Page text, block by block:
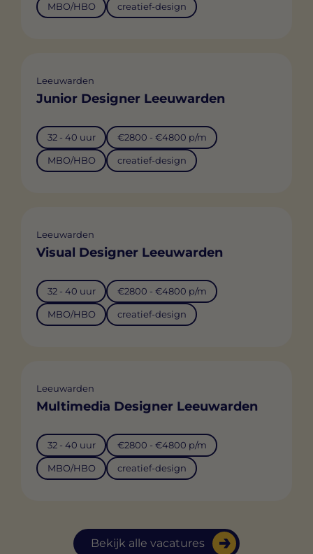
Bekijk alle vacatures
MBO/HBO creatief-design
Leeuwarden
Junior Designer Leeuwarden
32 - 40 uur €2800 - €4800 p/m
MBO/HBO creatief-design
Leeuwarden
Visual Designer Leeuwarden
32 - 40 uur €2800 - €4800 p/m
MBO/HBO creatief-design
Leeuwarden
Multimedia Designer Leeuwarden
32 - 40 uur €2800 - €4800 p/m
MBO/HBO creatief-design